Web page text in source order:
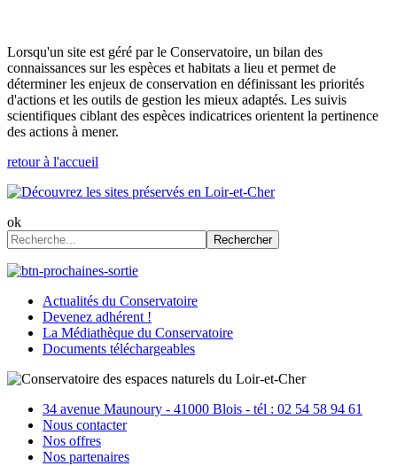
Lorsqu'un site est géré par le Conservatoire, un bilan des
connaissances sur les espèces et habitats a lieu et permet de
déterminer les enjeux de conservation en définissant les priorités
d'actions et les outils de gestion les mieux adaptés. Les suivis
scientifiques ciblant des espèces indicatrices orientent la pertinence
des actions à mener.
retour à l'accueil
ok
Rechercher
Actualités du Conservatoire
Devenez adhérent !
La Médiathèque du Conservatoire
Documents téléchargeables
34 avenue Maunoury - 41000 Blois - tél : 02 54 58 94 61
Nous contacter
Nos offres
Nos partenaires